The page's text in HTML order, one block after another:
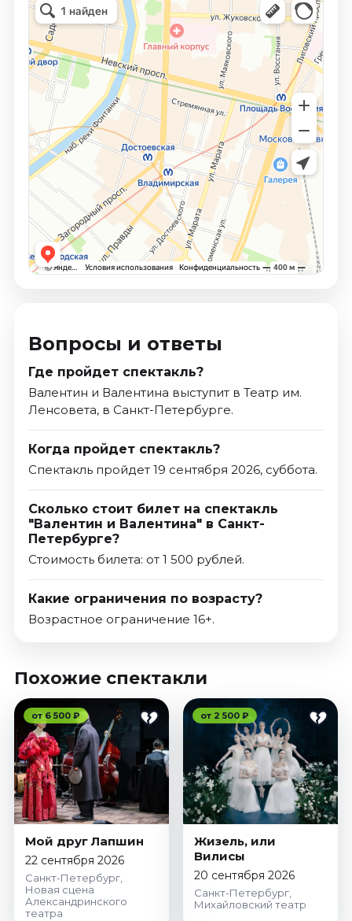
Вопросы и ответы
Где пройдет спектакль?
Валентин и Валентина выступит в Театр им.
Ленсовета, в Санкт-Петербурге.
Когда пройдет спектакль?
Спектакль пройдет 19 сентября 2026, суббота.
Сколько стоит билет на спектакль
"Валентин и Валентина" в Санкт-
Петербурге?
Стоимость билета: от 1 500 рублей.
Какие ограничения по возрасту?
Возрастное ограничение 16+.
Похожие спектакли
от 6 500 ₽
Мой друг Лапшин
22 сентября 2026
Санкт-Петербург,
Новая сцена
Александринского
театра
от 2 500 ₽
Жизель, или
Вилисы
20 сентября 2026
Санкт-Петербург,
Михайловский театр